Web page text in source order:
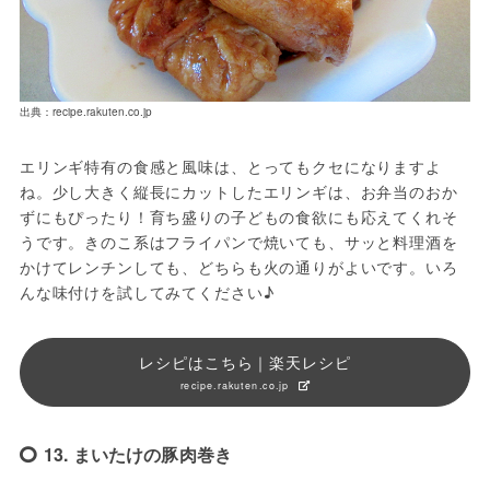
出典：recipe.rakuten.co.jp
エリンギ特有の食感と風味は、とってもクセになりますよ
ね。少し大きく縦長にカットしたエリンギは、お弁当のおか
ずにもぴったり！育ち盛りの子どもの食欲にも応えてくれそ
うです。きのこ系はフライパンで焼いても、サッと料理酒を
かけてレンチンしても、どちらも火の通りがよいです。いろ
んな味付けを試してみてください♪
レシピはこちら｜楽天レシピ
recipe.rakuten.co.jp
13. まいたけの豚肉巻き